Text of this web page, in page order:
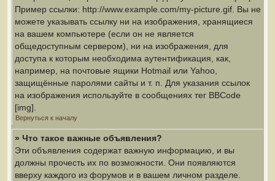
Пример ссылки: http://www.example.com/my-picture.gif. Вы не
можете указывать ссылку ни на изображения, хранящиеся
на вашем компьютере (если он не является
общедоступным сервером), ни на изображения, для
доступа к которым необходима аутентификация, как,
например, на почтовые ящики Hotmail или Yahoo,
защищённые паролями сайты и т. п. Для указания ссылок
на изображения используйте в сообщениях тег BBCode
[img].
Вернуться к началу
» Что такое важные объявления?
Эти объявления содержат важную информацию, и вы
должны прочесть их по возможности. Они появляются
вверху каждого из форумов и в вашем личном разделе.